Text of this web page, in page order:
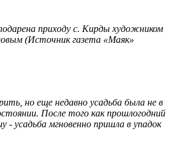
приходу с. Кирды художником
(Источник газета «Маяк»
но еще недавно усадьба была не в
После того как прошлогодний
- усадьба мгновенно пришла в упадок